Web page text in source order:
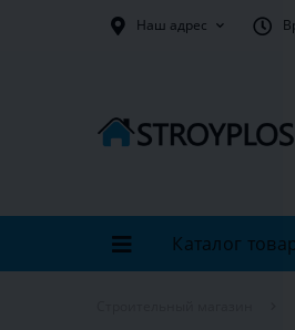
Наш адрес
Каталог